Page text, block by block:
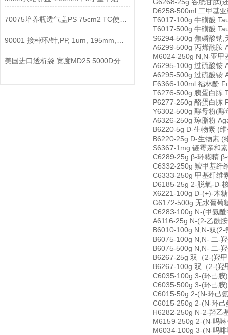
D6258-500ml 二甲基
T6017-100g 牛磺酸
T6017-500g 牛磺酸
S6294-500g 焦磷酸钠
A6299-500g 丙烯酰胺
M6024-250g N,N-亚
A6295-100g 过硫酸铵
A6295-500g 过硫酸铵
F6366-100ml 福林酚
T6276-500g 胰蛋白胨
P6277-250g 酪蛋白胨
Y6302-500g 酵母粉(
A6326-250g 琼脂粉
B6220-5g D-生物素 (
B6220-25g D-生物素 (
S6367-1mg 链霉亲和
C6289-25g β-环糊精
C6332-250g 羧甲基纤
C6333-250g 甲基纤维
D6185-25g 2-脱氧-D-
X6221-100g D-(+)-木
G6172-500g 无水葡萄
C6283-100g N-(甲氨
A6116-25g N-(2-乙酰
B6010-100g N,N-双
B6075-100g N,N- 二-
B6075-500g N,N- 二-
B6267-25g 双（2-(羟
B6267-100g 双（2-(
C6035-100g 3-(环己
C6035-500g 3-(环己
C6015-50g 2-(N-环己
C6015-250g 2-(N-环
H6282-250g N-2-羟乙
M6159-250g 2-(N-吗
M6034-100g 3-(N-吗